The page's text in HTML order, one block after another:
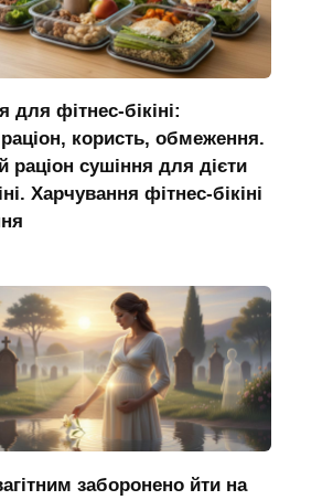
для фітнес-бікіні:
користь, обмеження.
раціон сушіння для дієти
Харчування фітнес-бікіні
заборонено йти на